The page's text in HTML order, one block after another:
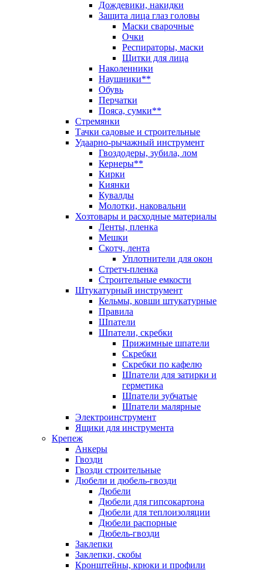
Дождевики, накидки
Защита лица глаз головы
Маски сварочные
Очки
Респираторы, маски
Щитки для лица
Наколенники
Наушники**
Обувь
Перчатки
Пояса, сумки**
Стремянки
Тачки садовые и строительные
Удаарно-рычажный инструмент
Гвоздодеры, зубила, лом
Кернеры**
Кирки
Киянки
Кувалды
Молотки, наковальни
Хозтовары и расходные материалы
Ленты, пленка
Мешки
Скотч, лента
Уплотнители для окон
Стретч-пленка
Строительные емкости
Штукатурный инструмент
Кельмы, ковши штукатурные
Правила
Шпатели
Шпатели, скребки
Прижимные шпатели
Скребки
Скребки по кафелю
Шпатели для затирки и
герметика
Шпатели зубчатые
Шпатели малярные
Электроинструмент
Ящики для инструмента
Крепеж
Анкеры
Гвозди
Гвозди строительные
Дюбели и дюбель-гвозди
Дюбели
Дюбели для гипсокартона
Дюбели для теплоизоляции
Дюбели распорные
Дюбель-гвозди
Заклепки
Заклепки, скобы
Кронштейны, крюки и профили